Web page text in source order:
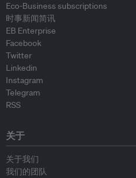
Eco-Business subscriptions
时事新闻简讯
EB Enterprise
Facebook
Twitter
Linkedin
Instagram
Telegram
RSS
关于
关于我们
我们的团队